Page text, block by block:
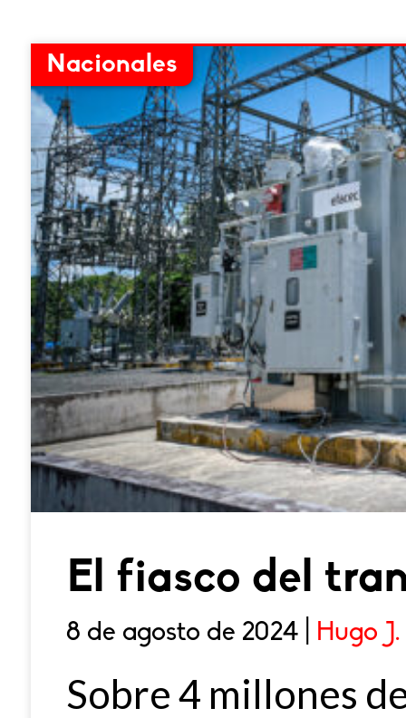
Nacionales
El fiasco del
8 de agosto de 2024 | Hugo
Sobre 4 millones